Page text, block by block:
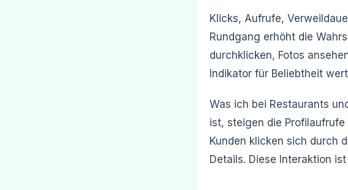
Klicks, Aufrufe,
Rundgang erhöht die
durchklicken, Fotos
Indikator für Beliebtheit
Was ich bei Restaurants
ist, steigen die
Kunden klicken sich durch
Details. Diese Interaktion